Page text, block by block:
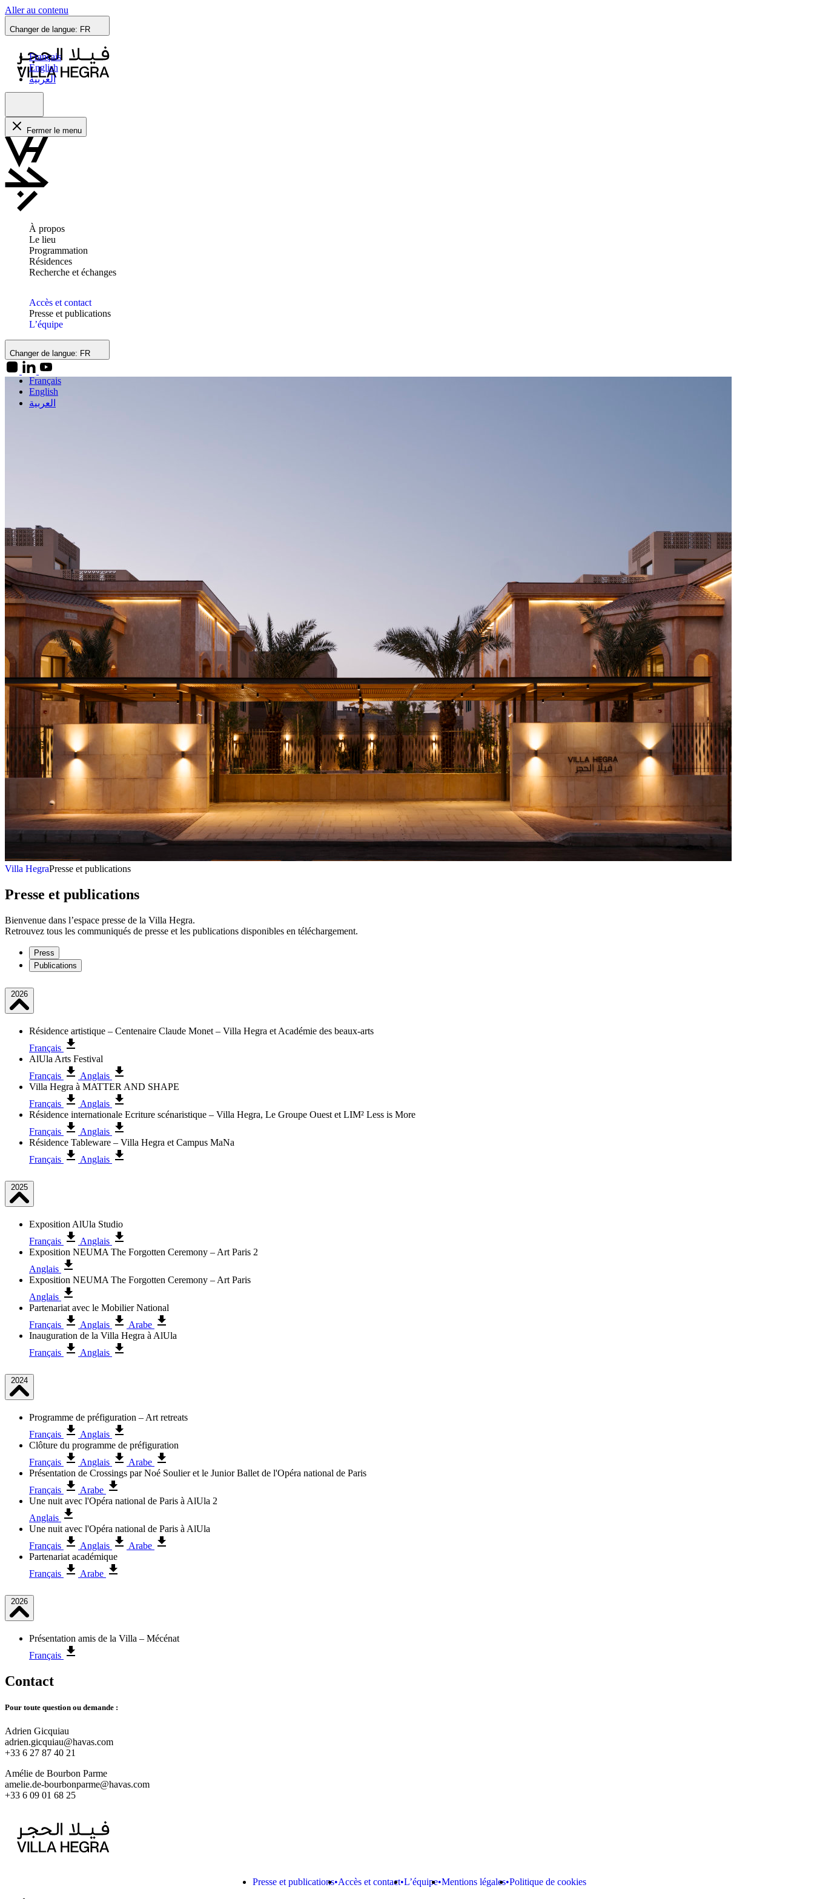
Aller au contenu
Changer de langue: FR
Français
English
العربية
Fermer le menu
À propos
Le lieu
Programmation
Résidences
Recherche et échanges
Accès et contact
Presse et publications
L’équipe
Changer de langue: FR
Français
English
العربية
Villa HegraPresse et publications
Presse et publications
Bienvenue dans l’espace presse de la Villa Hegra.
Retrouvez tous les communiqués de presse et les publications disponibles en téléchargement.
Press
Publications
2026
Résidence artistique – Centenaire Claude Monet – Villa Hegra et Académie des beaux-arts
Français
AlUla Arts Festival
Français
Anglais
Villa Hegra à MATTER AND SHAPE
Français
Anglais
Résidence internationale Ecriture scénaristique – Villa Hegra, Le Groupe Ouest et LIM² Less is More
Français
Anglais
Résidence Tableware – Villa Hegra et Campus MaNa
Français
Anglais
2025
Exposition AlUla Studio
Français
Anglais
Exposition NEUMA The Forgotten Ceremony – Art Paris 2
Anglais
Exposition NEUMA The Forgotten Ceremony – Art Paris
Anglais
Partenariat avec le Mobilier National
Français
Anglais
Arabe
Inauguration de la Villa Hegra à AlUla
Français
Anglais
2024
Programme de préfiguration – Art retreats
Français
Anglais
Clôture du programme de préfiguration
Français
Anglais
Arabe
Présentation de Crossings par Noé Soulier et le Junior Ballet de l'Opéra national de Paris
Français
Arabe
Une nuit avec l'Opéra national de Paris à AlUla 2
Anglais
Une nuit avec l'Opéra national de Paris à AlUla
Français
Anglais
Arabe
Partenariat académique
Français
Arabe
2026
Présentation amis de la Villa – Mécénat
Français
Contact
Pour toute question ou demande :
Adrien Gicquiau
adrien.gicquiau@havas.com
+33 6 27 87 40 21
Amélie de Bourbon Parme
amelie.de-bourbonparme@havas.com
+33 6 09 01 68 25
Presse et publications Accès et contact L’équipe Mentions légales Politique de cookies